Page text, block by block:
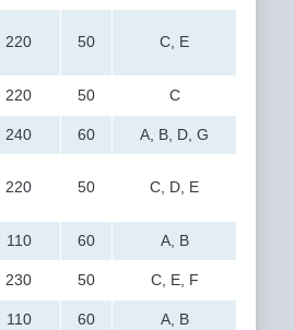
220 50 C, E
220 50 C
240 60 A, B, D, G
220 50 C, D, E
110 60 A, B
230 50 C, E, F
110 60 A, B